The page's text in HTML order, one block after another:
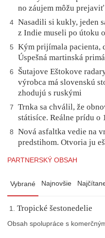
no záujem môžu
4 Nasadili si kukly, jeden
z Indie museli po útoku
5
Kým prijímala pacienta,
Úspešná martinská
6
Šutajove Eštokove
výrobca má slovenskú
zhodujú s ruskými
7
Trnka sa chválil, že
státisíce. Reálne prídu
8
Nová asfaltka vedie na
predstihom. Otvoria ju
PARTNERSKÝ OBSAH
Vybrané Najnovšie
Tropické šestonedelie
Obsah spolupráce s